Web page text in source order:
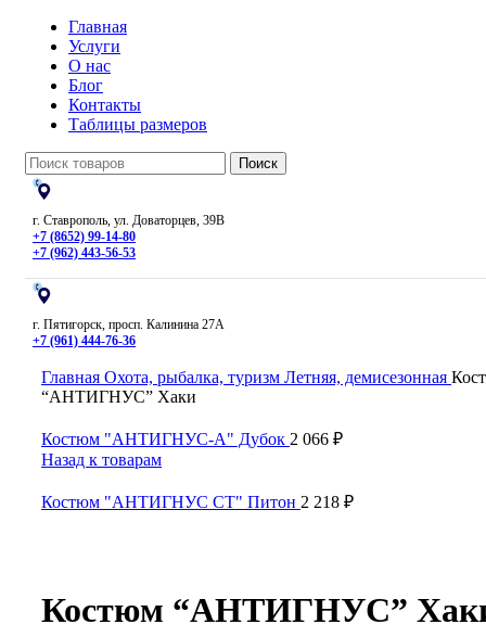
Главная
Услуги
О нас
Блог
Контакты
Таблицы размеров
Поиск
г. Ставрополь, ул. Доваторцев, 39В
+7 (8652) 99-14-80
+7 (962) 443-56-53
г. Пятигорск, просп. Калинина 27А
+7 (961) 444-76-36
Главная Охота, рыбалка, туризм Летняя, демисезонная
“АНТИГНУС” Хаки
Костюм "АНТИГНУС-А" Дубок 2 066 ₽
Назад к товарам
Костюм "АНТИГНУС СТ" Питон 2 218 ₽
Костюм “АНТИГНУС”